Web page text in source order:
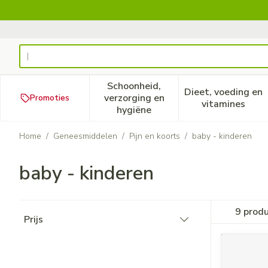
Product, merk, categorie...
Promoties
Schoonheid,
verzorging en
hygiëne
Toon submenu voor
Dieet, voeding en
vitamines
Toon
Home / Geneesmiddelen / Pijn en koorts / baby - kinderen
baby - kinderen
Prijs
9